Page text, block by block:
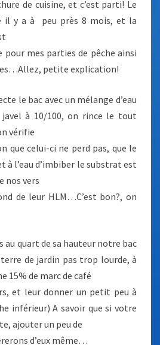
de cuisine, et c’est parti! Le
il y a à peu près 8 mois, et la
mes parties de pêche ainsi
petite explication!
le bac avec un mélange d’eau
javel à 10/100, on rince le tout
vérifie
que celui-ci ne perd pas, que le
l’eau d’imbiber le substrat est
nos vers
de leur HLM…C’est bon?, on
au quart de sa hauteur notre bac
de jardin pas trop lourde, à
15% de marc de café
et leur donner un petit peu à
inférieur) A savoir que si votre
ajouter un peu de
d’eux même…